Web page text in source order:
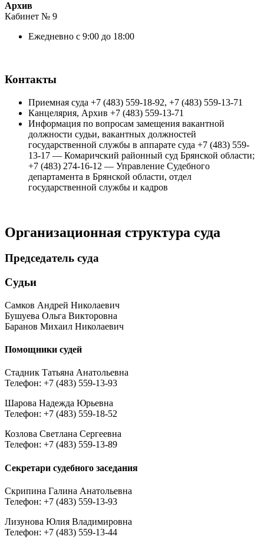
Архив
Кабинет № 9
Ежедневно с 9:00 до 18:00
Контакты
Приемная суда +7 (483) 559-18-92, +7 (483) 559-13-71
Канцелярия, Архив +7 (483) 559-13-71
Информация по вопросам замещения вакантной
должности судьи, вакантных должностей
государственной службы в аппарате суда +7 (483) 559-
13-17 — Комаричский районный суд Брянской области;
+7 (483) 274-16-12 — Управление Судебного
департамента в Брянской области, отдел
государственной службы и кадров
Организационная структура суда
Председатель суда
Судьи
Самков Андрей Николаевич
Бушуева Ольга Викторовна
Баранов Михаил Николаевич
Помощники судей
Стадник Татьяна Анатольевна
Телефон: +7 (483) 559-13-93
Шарова Надежда Юрьевна
Телефон: +7 (483) 559-18-52
Козлова Светлана Сергеевна
Телефон: +7 (483) 559-13-89
Секретари судебного заседания
Скрипина Галина Анатольевна
Телефон: +7 (483) 559-13-93
Лизунова Юлия Владимировна
Телефон: +7 (483) 559-13-44